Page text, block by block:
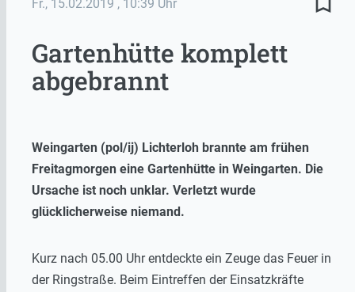
Fr., 15.02.2019 , 10:39 Uhr
Gartenhütte komplett
abgebrannt
Weingarten (pol/ij) Lichterloh brannte am frühen
Freitagmorgen eine Gartenhütte in Weingarten. Die
Ursache ist noch unklar. Verletzt wurde
glücklicherweise niemand.
Kurz nach 05.00 Uhr entdeckte ein Zeuge das Feuer in
der Ringstraße. Beim Eintreffen der Einsatzkräfte